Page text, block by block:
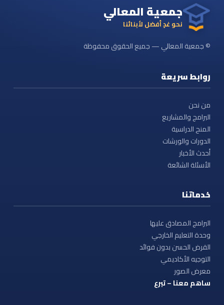
جمعية المعالي
نحو غدٍ أفضل لأبنائنا
© جمعية المعالي — جميع الحقوق محفوظة
روابط سريعة
من نحن
البرامج والمشاريع
المنح الدراسية
الدورات والورشات
أحدث الأخبار
الأسئلة الشائعة
خدماتنا
البرامج المصادق عليها
وحدة التعليم الخارجي
القرض الحسن بدون فوائد
التوجيه الأكاديمي
معرض الصور
ساهم معنا – تبرع